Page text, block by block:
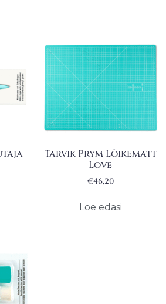
Tarvik Prym Lõikematt
Love
€46,20
Loe edasi